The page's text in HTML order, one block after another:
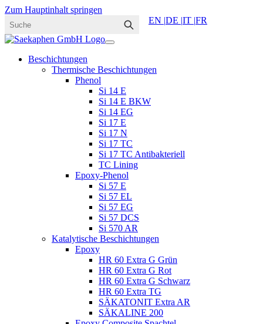
Zum Hauptinhalt springen
EN |DE |IT |FR
Beschichtungen
Thermische Beschichtungen
Phenol
Si 14 E
Si 14 E BKW
Si 14 EG
Si 17 E
Si 17 N
Si 17 TC
Si 17 TC Antibakteriell
TC Lining
Epoxy-Phenol
Si 57 E
Si 57 EL
Si 57 EG
Si 57 DCS
Si 570 AR
Katalytische Beschichtungen
Epoxy
HR 60 Extra G Grün
HR 60 Extra G Rot
HR 60 Extra G Schwarz
HR 60 Extra TG
SÄKATONIT Extra AR
SÄKALINE 200